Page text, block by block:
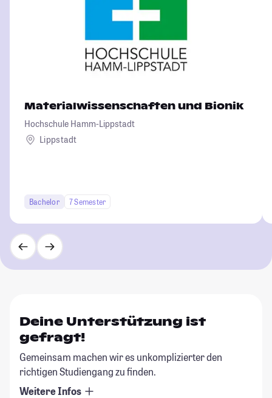
Materialwissenschaften und Bionik
Hochschule Hamm-Lippstadt
Lippstadt
Bachelor 7 Semester
Deine Unterstützung ist
gefragt!
Gemeinsam machen wir es unkomplizierter den
richtigen Studiengang zu finden.
Weitere Infos